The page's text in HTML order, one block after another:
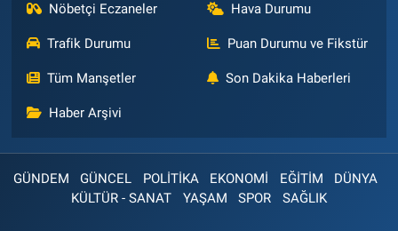
Nöbetçi Eczaneler Hava Durumu
Trafik Durumu Puan Durumu ve Fikstür
Tüm Manşetler Son Dakika Haberleri
Haber Arşivi
GÜNDEM GÜNCEL POLİTİKA EKONOMİ EĞİTİM
DÜNYA
KÜLTÜR - SANAT
YAŞAM SPOR SAĞLIK